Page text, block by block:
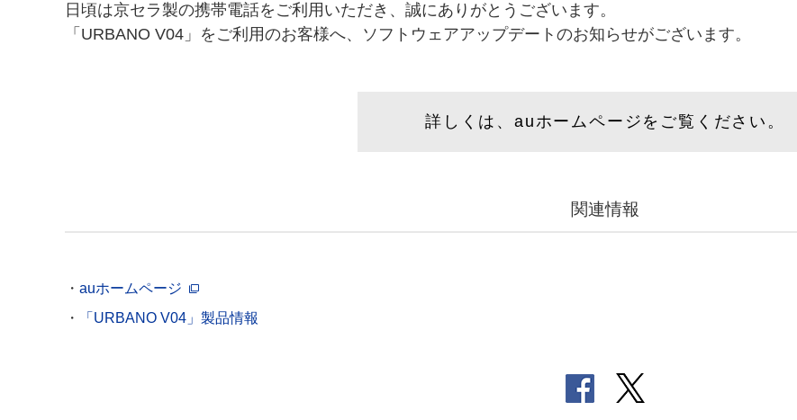
日頃は京セラ製の携帯電話をご利用いただき、誠にありがとうございます。
「URBANO V04」をご利用のお客様へ、ソフトウェアアップデートのお知らせがございます。
詳しくは、auホームページをご覧ください。
関連情報
auホームページ
「URBANO V04」製品情報